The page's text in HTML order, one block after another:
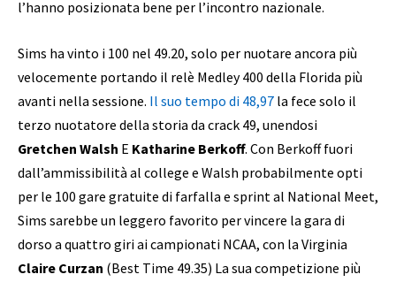
l’hanno posizionata bene per l’incontro nazionale.
Sims ha vinto i 100 nel 49.20, solo per nuotare ancora più
velocemente portando il relè Medley 400 della Florida più
avanti nella sessione. Il suo tempo di 48,97 la fece solo il
terzo nuotatore della storia da crack 49, unendosi
Gretchen Walsh E Katharine Berkoff. Con Berkoff fuori
dall’ammissibilità al college e Walsh probabilmente opti
per le 100 gare gratuite di farfalla e sprint al National Meet,
Sims sarebbe un leggero favorito per vincere la gara di
dorso a quattro giri ai campionati NCAA, con la Virginia
Claire Curzan (Best Time 49.35) La sua competizione più